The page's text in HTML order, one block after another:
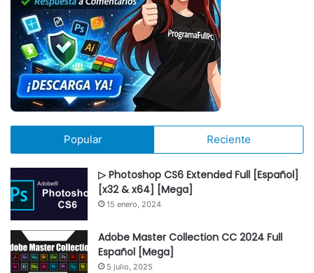
Popular Reciente
▷ Photoshop CS6 Extended Full [Español]
[x32 & x64] [Mega]
15 enero, 2024
Adobe Master Collection CC 2024 Full
Español [Mega]
5 julio, 2025